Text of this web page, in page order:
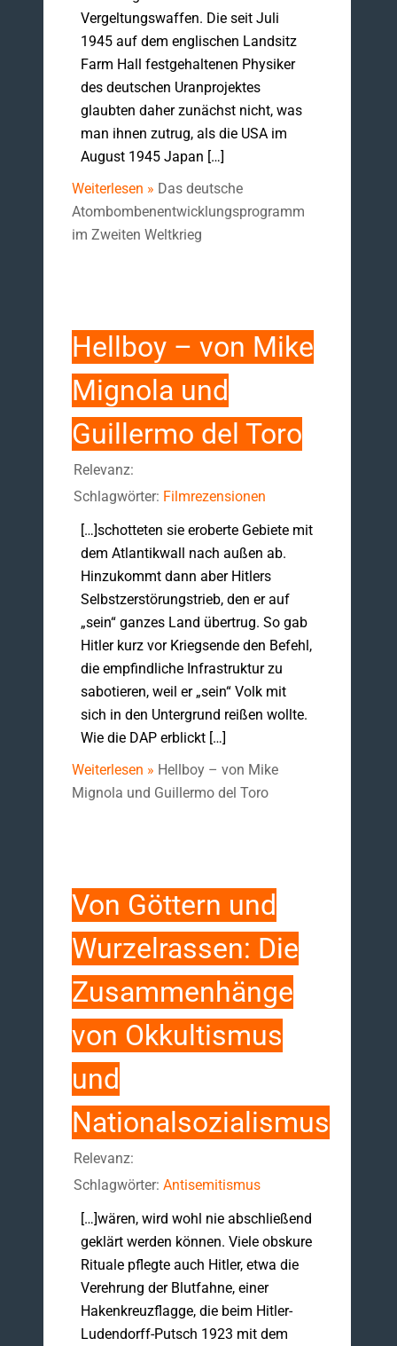
Vergeltungswaffen. Die seit Juli
1945 auf dem englischen Landsitz
Farm Hall festgehaltenen Physiker
des deutschen Uranprojektes
glaubten daher zunächst nicht, was
man ihnen zutrug, als die USA im
August 1945 Japan […]
Weiterlesen » Das deutsche
Atombombenentwicklungsprogramm
im Zweiten Weltkrieg
Hellboy – von Mike
Mignola und
Guillermo del Toro
Relevanz:
Schlagwörter: Filmrezensionen
[…]schotteten sie eroberte Gebiete mit
dem Atlantikwall nach außen ab.
Hinzukommt dann aber Hitlers
Selbstzerstörungstrieb, den er auf
„sein“ ganzes Land übertrug. So gab
Hitler kurz vor Kriegsende den Befehl,
die empfindliche Infrastruktur zu
sabotieren, weil er „sein“ Volk mit
sich in den Untergrund reißen wollte.
Wie die DAP erblickt […]
Weiterlesen » Hellboy – von Mike
Mignola und Guillermo del Toro
Von Göttern und
Wurzelrassen: Die
Zusammenhänge
von Okkultismus
und
Nationalsozialismus
Relevanz:
Schlagwörter: Antisemitismus
[…]wären, wird wohl nie abschließend
geklärt werden können. Viele obskure
Rituale pflegte auch Hitler, etwa die
Verehrung der Blutfahne, einer
Hakenkreuzflagge, die beim Hitler-
Ludendorff-Putsch 1923 mit dem